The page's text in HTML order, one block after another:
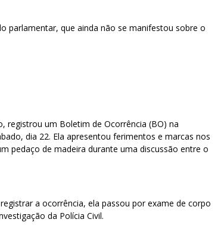
parlamentar, que ainda não se manifestou sobre o
registrou um Boletim de Ocorrência (BO) na
dia 22. Ela apresentou ferimentos e marcas nos
pedaço de madeira durante uma discussão entre o
a ocorrência, ela passou por exame de corpo
da Polícia Civil.